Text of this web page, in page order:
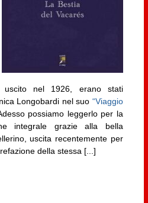
uscito nel 1926, erano stati
Longobardi nel suo “Viaggio
possiamo leggerlo per la
integrale grazie alla bella
uscita recentemente per
della stessa [...]